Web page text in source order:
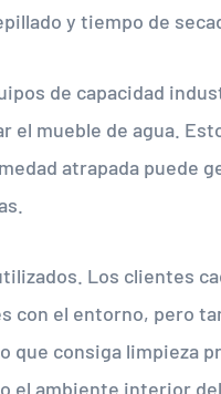
y tiempo de
de capacidad
el mueble de agua.
atrapada puede
Los clientes
con el entorno, pero
que consiga limpieza
el ambiente interior